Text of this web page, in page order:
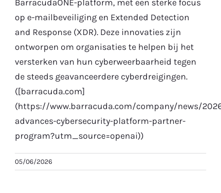
Gratis Proefperiode
BarracudaONE-platform, met een sterke focus
op e-mailbeveiliging en Extended Detection
and Response (XDR). Deze innovaties zijn
ontworpen om organisaties te helpen bij het
versterken van hun cyberweerbaarheid tegen
de steeds geavanceerdere cyberdreigingen.
([barracuda.com]
(https://www.barracuda.com/company/news/
advances-cybersecurity-platform-partner-
program?utm_source=openai))
05/06/2026